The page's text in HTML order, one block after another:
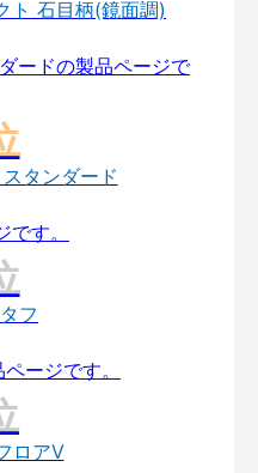
ト 石目柄(鏡面調)
タンダード
フ
ロアV